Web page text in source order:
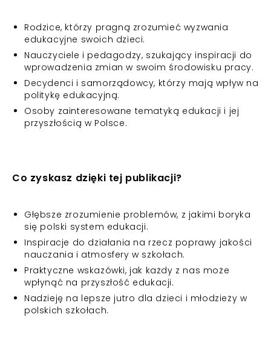
Rodzice, którzy pragną zrozumieć wyzwania
edukacyjne swoich dzieci.
Nauczyciele i pedagodzy, szukający inspiracji do
wprowadzenia zmian w swoim środowisku pracy.
Decydenci i samorządowcy, którzy mają wpływ na
politykę edukacyjną.
Osoby zainteresowane tematyką edukacji i jej
przyszłością w Polsce.
Co zyskasz dzięki tej publikacji?
Głębsze zrozumienie problemów, z jakimi boryka
się polski system edukacji.
Inspiracje do działania na rzecz poprawy jakości
nauczania i atmosfery w szkołach.
Praktyczne wskazówki, jak każdy z nas może
wpłynąć na przyszłość edukacji.
Nadzieję na lepsze jutro dla dzieci i młodzieży w
polskich szkołach.